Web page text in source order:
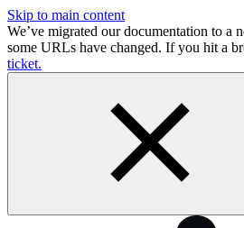
Skip to main content
We’ve migrated our documentation to a
some URLs have changed. If you hit a
ticket.